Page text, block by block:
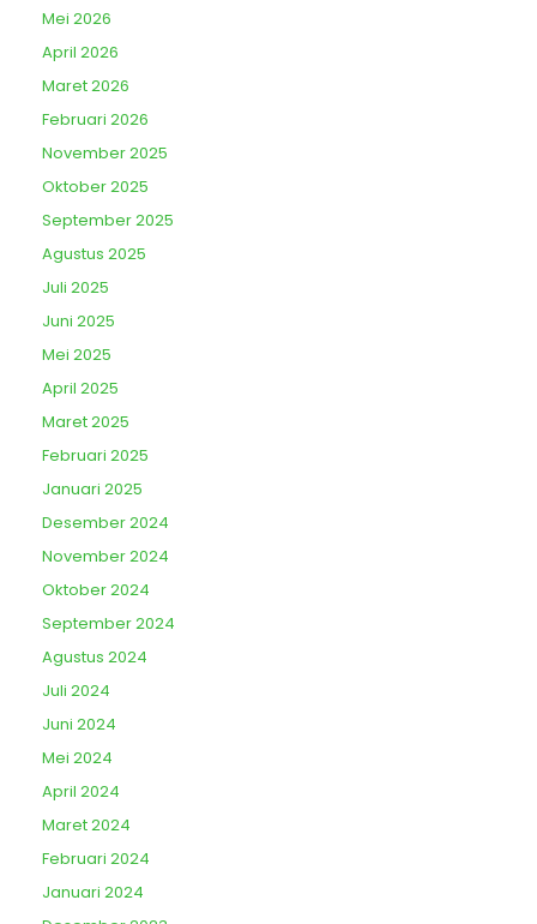
Mei 2026
April 2026
Maret 2026
Februari 2026
November 2025
Oktober 2025
September 2025
Agustus 2025
Juli 2025
Juni 2025
Mei 2025
April 2025
Maret 2025
Februari 2025
Januari 2025
Desember 2024
November 2024
Oktober 2024
September 2024
Agustus 2024
Juli 2024
Juni 2024
Mei 2024
April 2024
Maret 2024
Februari 2024
Januari 2024